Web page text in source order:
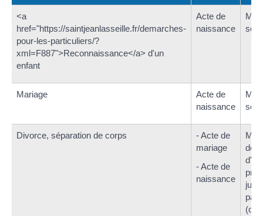
<a
href="https://saintjeanlasseille.fr/demarches-
pour-les-particuliers/?
xml=F887">Reconnaissance</a> d'un
enfant
Acte de
naissance
Mariage
Acte de
naissance
Divorce, séparation de corps
- Acte de
mariage
- Acte de
naissance
de
par
(ou